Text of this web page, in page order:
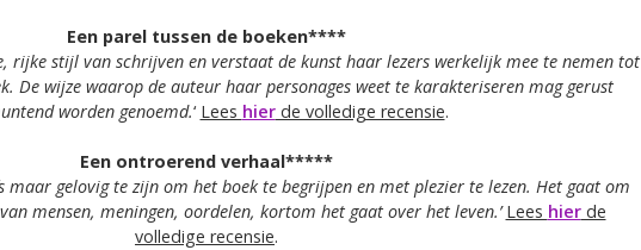
Een parel tussen de boeken****
rijke stijl van schrijven en verstaat de kunst haar lezers werkelijk mee te nemen tot
De wijze waarop de auteur haar personages weet te karakteriseren mag gerust
worden genoemd.‘ Lees hierde volledige recensie.
Een ontroerend verhaal*****
maar gelovig te zijn om het boek te begrijpen en met plezier te lezen. Het gaat om
mensen, meningen, oordelen, kortom het gaat over het leven.’ Lees hierde
volledige recensie.